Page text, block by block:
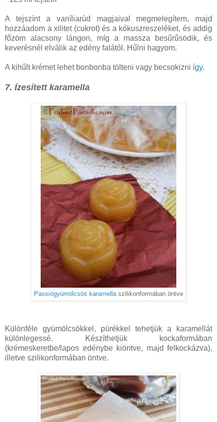
A tejszínt a vaníliarúd magjaival megmelegítem, majd
hozzáadom a xilitet (cukrot) és a kókuszreszeléket, és addig
főzöm alacsony lángon, míg a massza besűrűsödik, és
keverésnél elválik az edény falától. Hűlni hagyom.
A kihűlt krémet lehet bonbonba tölteni vagy becsokizni így.
7. Ízesített karamella
Passiógyümölcsös karamella szilikonformában öntve
Különféle gyümölcsökkel, pürékkel tehetjük a karamellát
különlegessé. Készíthetjük kockaformában
(krémeskeretbe/lapos edénybe kiöntve, majd felkockázva),
illetve szilikonformában öntve.